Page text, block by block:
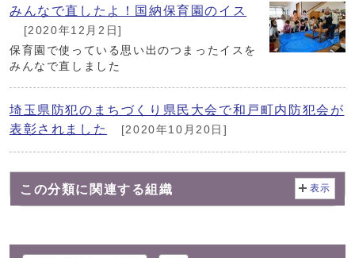
みんなで直したよ！国納保育園のイス
[2020年12月2日]
保育園で使っている思い出のつまったイスを
みんなで直しました
埼玉県防犯のまちづくり県民大会で和戸町内防犯会が
表彰されました
[2020年10月20日]
この分類に関連する組織 表示